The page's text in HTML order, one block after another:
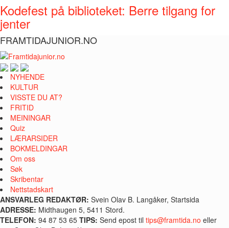
Kodefest på biblioteket: Berre tilgang for
jenter
FRAMTIDAJUNIOR.NO
NYHENDE
KULTUR
VISSTE DU AT?
FRITID
MEININGAR
Quiz
LÆRARSIDER
BOKMELDINGAR
Om oss
Søk
Skribentar
Nettstadskart
ANSVARLEG REDAKTØR: Svein Olav B. Langåker, Startsida
ADRESSE: Midthaugen 5, 5411 Stord.
TELEFON: 94 87 53 65 TIPS: Send epost til tips@framtida.no eller